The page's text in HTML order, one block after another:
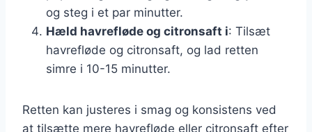
og steg i et par minutter.
Hæld havrefløde og citronsaft i: Tilsæt
havrefløde og citronsaft, og lad retten
simre i 10-15 minutter.
Retten kan justeres i smag og konsistens ved
at tilsætte mere havrefløde eller citronsaft efter